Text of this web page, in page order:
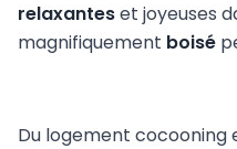
relaxanteset joyeuses
magnifiquement boisé
Du logement cocooning